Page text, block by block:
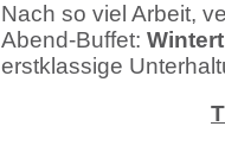
Nach so viel Arbeit,
Abend-Buffet:
erstklassige